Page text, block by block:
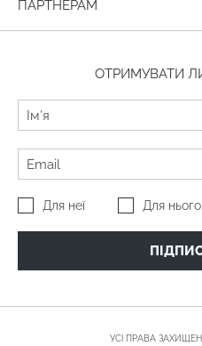
ПАРТНЕРАМ
ОТРИМУВАТИ
Для неї Для нього
УСІ ПРАВА